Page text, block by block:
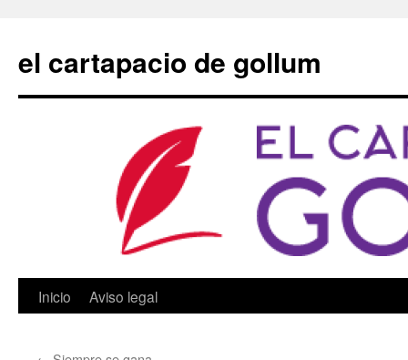
contenido
el cartapacio de gollum
Inicio Aviso legal